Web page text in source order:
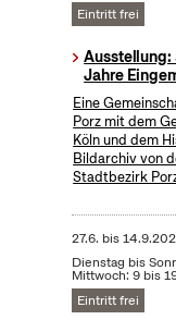
Eintritt frei
Ausstellung:
Jahre
Eine
Porz mit dem
Köln und dem
Bildarchiv von
Stadtbezirk
27.6. bis
Dienstag bis
Mittwoch: 9 bis
Eintritt frei